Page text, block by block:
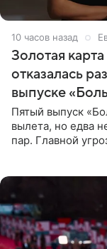
10 часов назад
Золотая
отказалась
выпуске
Пятый выпуск
вылета, но едва
пар. Главной